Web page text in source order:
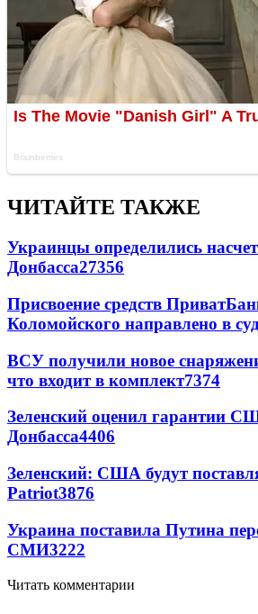
ЧИТАЙТЕ ТАКЖЕ
Украинцы определились
Донбасса27356
Присвоение средств
Коломойского направлено в суд
ВСУ получили новое
что входит в комплект7374
Зеленский оценил гарантии
Донбасса4406
Зеленский: США будут
Patriot3876
Украина поставила Путина
СМИ3222
Читать комментарии